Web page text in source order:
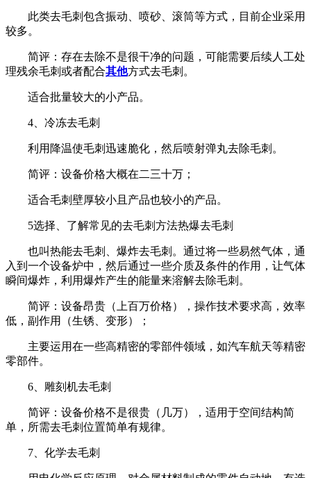
此类去毛刺包含振动、喷砂、滚筒等方式，目前企业采用
较多。
简评：存在去除不是很干净的问题，可能需要后续人工处
理残余毛刺或者配合其他方式去毛刺。
适合批量较大的小产品。
4、冷冻去毛刺
利用降温使毛刺迅速脆化，然后喷射弹丸去除毛刺。
简评：设备价格大概在二三十万；
适合毛刺壁厚较小且产品也较小的产品。
5选择、了解常见的去毛刺方法热爆去毛刺
也叫热能去毛刺、爆炸去毛刺。通过将一些易然气体，通
入到一个设备炉中，然后通过一些介质及条件的作用，让气体
瞬间爆炸，利用爆炸产生的能量来溶解去除毛刺。
简评：设备昂贵（上百万价格），操作技术要求高，效率
低，副作用（生锈、变形）；
主要运用在一些高精密的零部件领域，如汽车航天等精密
零部件。
6、雕刻机去毛刺
简评：设备价格不是很贵（几万），适用于空间结构简
单，所需去毛刺位置简单有规律。
7、化学去毛刺